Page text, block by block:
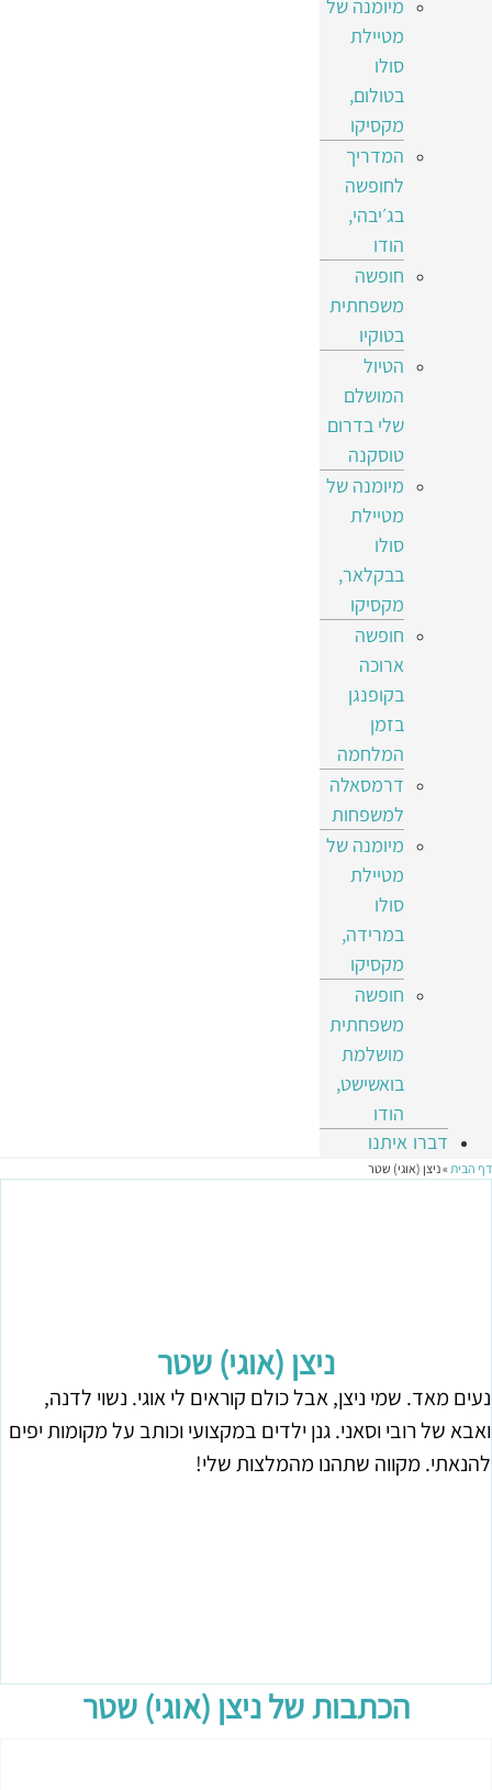
מיומנה של
מטיילת
סולו
בטולום,
מקסיקו
המדריך
לחופשה
בג׳יבהי,
הודו
חופשה
משפחתית
בטוקיו
הטיול
המושלם
שלי בדרום
טוסקנה
מיומנה של
מטיילת
סולו
בבקלאר,
מקסיקו
חופשה
ארוכה
בקופנגן
בזמן
המלחמה
דרמסאלה
למשפחות
מיומנה של
מטיילת
סולו
במרידה,
מקסיקו
חופשה
משפחתית
מושלמת
בואשישט,
הודו
דברו איתנו
דף הבית »ניצן (אוגי) שטר
ניצן (אוגי) שטר
נעים מאד. שמי ניצן, אבל כולם קוראים לי אוגי. נשוי לדנה,
ואבא של רובי וסאני. גנן ילדים במקצועי וכותב על מקומות יפים
להנאתי. מקווה שתהנו מהמלצות שלי!
הכתבות שלניצן (אוגי) שטר